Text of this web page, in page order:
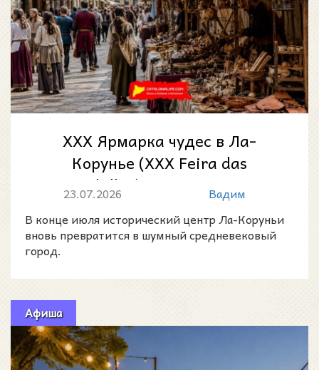
XXX Ярмарка чудес в Ла-
Корунье (XXX Feira das
Marabillas): средневековая
атмосфера в Старо...
23.07.2026
Вадим
В конце июля исторический центр Ла-Коруньи
вновь превратится в шумный средневековый
город.
Афиша